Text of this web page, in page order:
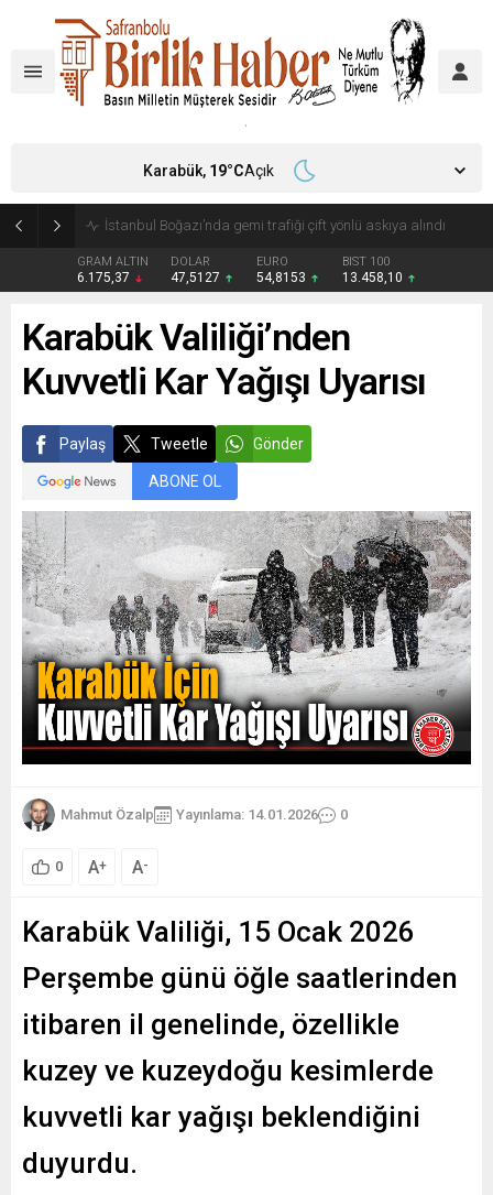
İstanbul Boğazı’nda gemi trafiği çift yönlü askıya alındı
GRAM ALTIN
6.175,37
DOLAR
47,5127
EURO
54,8153
BIST 100
13.458,10
Karabük, 19°CAçık
Karabük Valiliği’nden
Kuvvetli Kar Yağışı Uyarısı
Paylaş Tweetle Gönder
ABONE OL
Mahmut Özalp Yayınlama: 14.01.2026 0
0 A+ A-
Karabük Valiliği, 15 Ocak 2026
Perşembe günü öğle saatlerinden
itibaren il genelinde, özellikle
kuzey ve kuzeydoğu kesimlerde
kuvvetli kar yağışı beklendiğini
duyurdu.